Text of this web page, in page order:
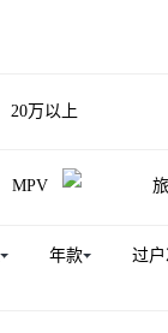
20万以上
MPV
年款 过